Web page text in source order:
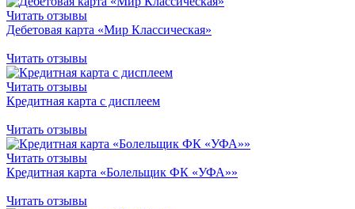
Читать отзывы
Дебетовая карта «Мир Классическая»
Читать отзывы
Читать отзывы
Кредитная карта с дисплеем
Читать отзывы
Читать отзывы
Кредитная карта «Болельщик ФК «УФА»»
Читать отзывы